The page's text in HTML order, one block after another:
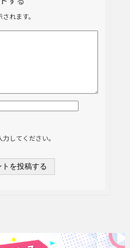
れます。
してください。